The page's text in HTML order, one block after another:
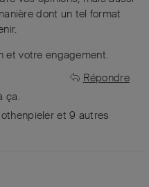
dont un tel format
et votre engagement.
Répondre
ça.
et9 autres